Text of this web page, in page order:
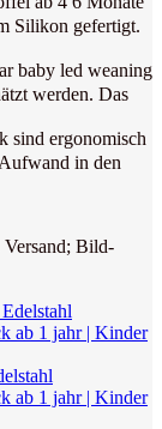
Silikon gefertigt.
baby led weaning
werden. Das
sind ergonomisch
in den
Bild-
ab 1 jahr | Kinder